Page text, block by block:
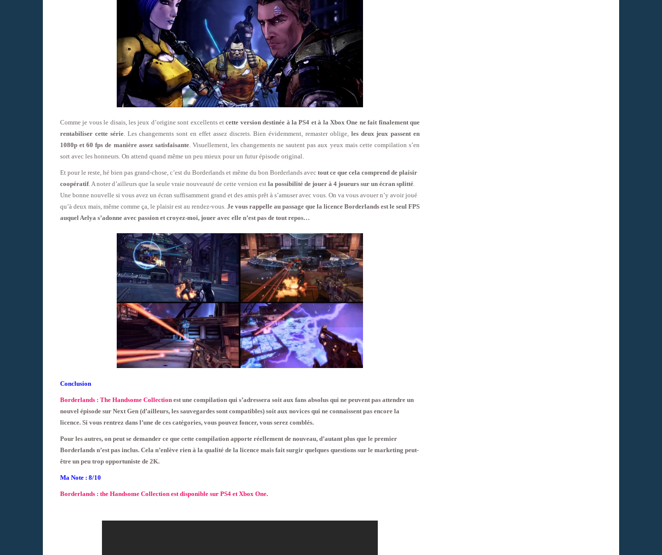
Comme je vous le disais, les jeux d’origine sont excellents etcette version destinée à la PS4 et à la Xbox One ne fait finalement que
rentabiliser cette série. Les changements sont en effet assez discrets. Bien évidemment, remaster oblige, les deux jeux passent en
1080p et 60 fps de manière assez satisfaisante. Visuellement, les changements ne sautent pas aux yeux mais cette compilation s’en
sort avec les honneurs. On attend quand même un peu mieux pour un futur épisode original.
Et pour le reste, hé bien pas grand-chose, c’est du Borderlands et même du bon Borderlands avec tout ce que cela comprend de plaisir
coopératif. A noter d’ailleurs que la seule vraie nouveauté de cette version est la possibilité de jouer à 4 joueurs sur un écran splitté.
Une bonne nouvelle si vous avez un écran suffisamment grand et des amis prêt à s’amuser avec vous. On va vous avouer n’y avoir joué
qu’à deux mais, même comme ça, le plaisir est au rendez-vous. Je vous rappelle au passage que la licence Borderlands est le seul FPS
auquel Aelya s’adonne avec passion et croyez-moi, jouer avec elle n’est pas de tout repos…
Conclusion
Borderlands : The Handsome Collection est une compilation qui s’adressera soit aux fans absolus qui ne peuvent pas attendre un
nouvel épisode sur Next Gen (d’ailleurs, les sauvegardes sont compatibles) soit aux novices qui ne connaissent pas encore la
licence. Si vous rentrez dans l’une de ces catégories, vous pouvez foncer, vous serez comblés.
Pour les autres, on peut se demander ce que cette compilation apporte réellement de nouveau, d’autant plus que le premier
Borderlands n’est pas inclus. Cela n’enlève rien à la qualité de la licence mais fait surgir quelques questions sur le marketing peut-
être un peu trop opportuniste de 2K.
Ma Note : 8/10
Borderlands : the Handsome Collection est disponible sur PS4 et Xbox One.